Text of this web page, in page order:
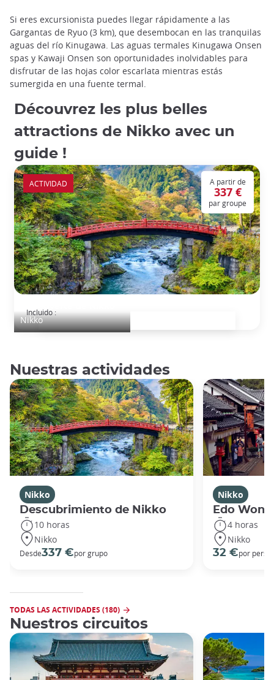
Si eres excursionista puedes llegar rápidamente a las
Gargantas de Ryuo (3 km), que desembocan en las tranquilas
aguas del río Kinugawa. Las aguas termales Kinugawa Onsen
spas y Kawaji Onsen son oportunidades inolvidables para
disfrutar de las hojas color escarlata mientras estás
sumergida en una fuente termal.
Découvrez les plus belles
attractions de Nikko avec un
guide !
Nikko
A partir de
337 €
par groupe
Incluido :
ACTIVIDAD
Nuestras actividades
Nikko
Descubrimiento de Nikko
10 horas
Nikko
Desde337 €por grupo
Nikko
Edo
4 horas
Nikko
32 €por
TODAS LAS ACTIVIDADES (180)
Nuestros circuitos